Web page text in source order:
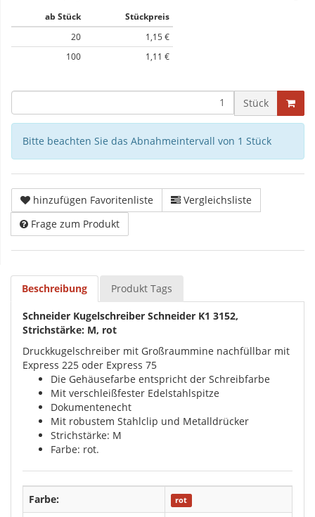
ab Stück
Stückpreis
20
1,15 €
100
1,11 €
Stück
Bitte beachten Sie das Abnahmeintervall von 1 Stück
hinzufügen Favoritenliste
Vergleichsliste
Frage zum Produkt
Beschreibung Produkt Tags
Schneider Kugelschreiber Schneider K1 3152,
Strichstärke: M, rot
Druckkugelschreiber mit Großraummine nachfüllbar mit
Express 225 oder Express 75
Die Gehäusefarbe entspricht der Schreibfarbe
Mit verschleißfester Edelstahlspitze
Dokumentenecht
Mit robustem Stahlclip und Metalldrücker
Strichstärke: M
Farbe: rot.
Farbe: rot